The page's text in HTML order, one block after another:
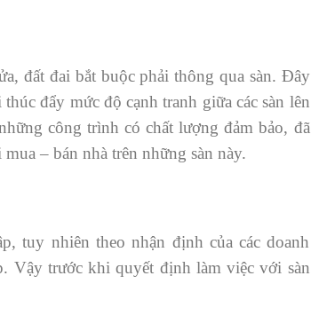
đất đai bắt buộc phải thông qua sàn. Đây
đẩy mức độ cạnh tranh giữa các sàn lên
công trình có chất lượng đảm bảo, đã
– bán nhà trên những sàn này.
tuy nhiên theo nhận định của các doanh
Vậy trước khi quyết định làm việc với sàn